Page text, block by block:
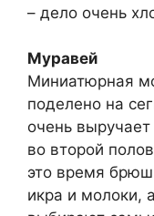
– дело очень
Муравей
Миниатюрная
поделено на
очень
во второй
это время
икра и молоки,